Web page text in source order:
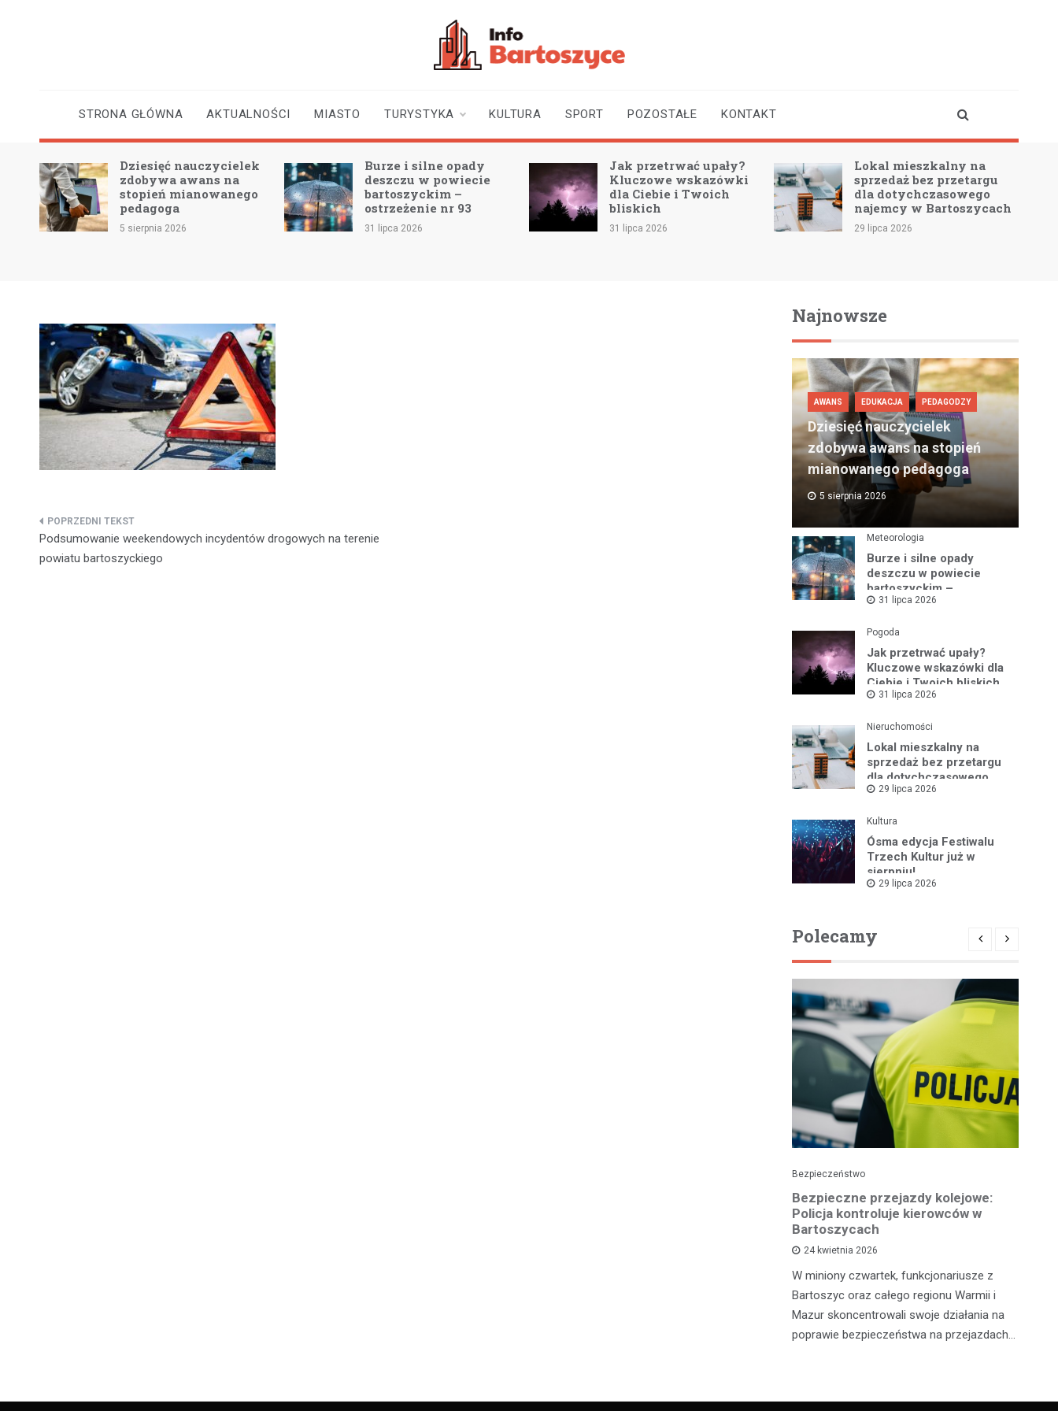
STRONA GŁÓWNA AKTUALNOŚCI MIASTO TURYSTYKA KULTURA SPORT POZOSTAŁE KONTAKT
Dziesięć nauczycielek
zdobywa awans na
stopień mianowanego
pedagoga
5 sierpnia 2026
Burze i silne opady
deszczu w powiecie
bartoszyckim –
ostrzeżenie nr 93
31 lipca 2026
Jak przetrwać upały?
Kluczowe wskazówki
dla Ciebie i Twoich
bliskich
31 lipca 2026
Lokal mieszkalny na
sprzedaż bez przetargu
dla dotychczasowego
najemcy w Bartoszycach
29 lipca 2026
Nawigacja
wpisu
Podsumowanie weekendowych incydentów drogowych na terenie
powiatu bartoszyckiego
Najnowsze
AWANS EDUKACJA PEDAGODZY
Dziesięć nauczycielek
zdobywa awans na stopień
mianowanego pedagoga
5 sierpnia 2026
Meteorologia
Burze i silne opady
deszczu w powiecie
bartoszyckim –
ostrzeżenie nr 93
31 lipca 2026
Pogoda
Jak przetrwać upały?
Kluczowe wskazówki dla
Ciebie i Twoich bliskich
31 lipca 2026
Nieruchomości
Lokal mieszkalny na
sprzedaż bez przetargu
dla dotychczasowego
najemcy w Bartoszycach
29 lipca 2026
Kultura
Ósma edycja Festiwalu
Trzech Kultur już w
sierpniu!
29 lipca 2026
Polecamy
Bezpieczeństwo
Bezpieczne przejazdy kolejowe:
Policja kontroluje kierowców w
Bartoszycach
24 kwietnia 2026
W miniony czwartek, funkcjonariusze z
Bartoszyc oraz całego regionu Warmii i
Mazur skoncentrowali swoje działania na
poprawie bezpieczeństwa na przejazdach…